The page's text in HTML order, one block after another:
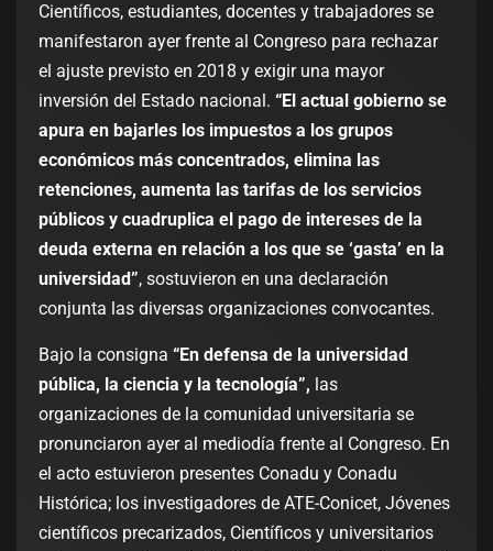
Científicos, estudiantes, docentes y trabajadores se
manifestaron ayer frente al Congreso para rechazar
el ajuste previsto en 2018 y exigir una mayor
inversión del Estado nacional. “El actual gobierno se
apura en bajarles los impuestos a los grupos
económicos más concentrados, elimina las
retenciones, aumenta las tarifas de los servicios
públicos y cuadruplica el pago de intereses de la
deuda externa en relación a los que se ‘gasta’ en la
universidad”, sostuvieron en una declaración
conjunta las diversas organizaciones convocantes.
Bajo la consigna “En defensa de la universidad
pública, la ciencia y la tecnología”, las
organizaciones de la comunidad universitaria se
pronunciaron ayer al mediodía frente al Congreso. En
el acto estuvieron presentes Conadu y Conadu
Histórica; los investigadores de ATE-Conicet, Jóvenes
científicos precarizados, Científicos y universitarios